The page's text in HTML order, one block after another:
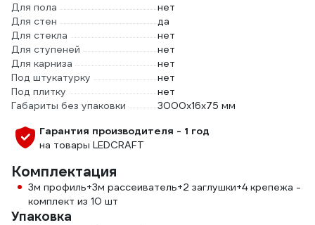
Для пола
нет
Для стен
да
Для стекла
нет
Для ступеней
нет
Для карниза
нет
Под штукатурку
нет
Под плитку
нет
Габариты без упаковки
3000x16x75 мм
Гарантия производителя - 1 год
на товары LEDCRAFT
Комплектация
3м профиль+3м рассеиватель+2 заглушки+4 крепежа -
комплект из 10 шт
Упаковка